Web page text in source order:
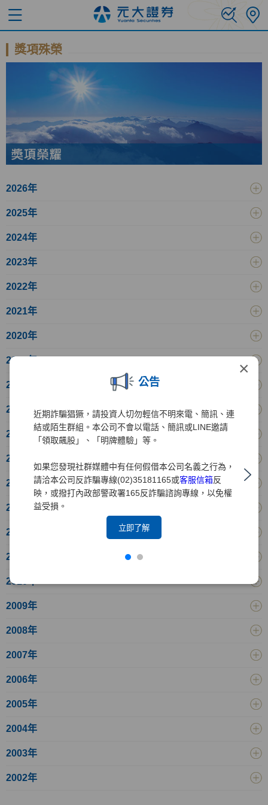
×
公告
近期詐騙猖獗，請投資人切勿輕信不明來電、簡訊、連
結或陌生群組。本公司不會以電話、簡訊或LINE邀請
「領取飆股」、「明牌體驗」等。
如果您發現社群媒體中有任何假借本公司名義之行為，
請洽本公司反詐騙專線(02)35181165或客服信箱反
映，或撥打內政部警政署165反詐騙諮詢專線，以免權
益受損。
立即了解
獎項殊榮
2026年
2025年
2024年
2023年
2022年
2021年
2020年
2019年
2018年
2017年
2016年
2015年
2014年
2013年
2012年
2011年
2010年
2009年
2008年
2007年
2006年
2005年
2004年
2003年
2002年